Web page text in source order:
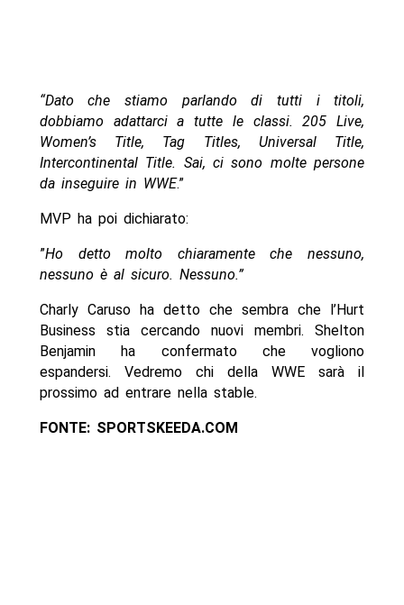
“Dato che stiamo parlando di tutti i titoli,
dobbiamo adattarci a tutte le classi. 205 Live,
Women’s Title, Tag Titles, Universal Title,
Intercontinental Title. Sai, ci sono molte persone
da inseguire in WWE.”
MVP ha poi dichiarato:
”Ho detto molto chiaramente che nessuno,
nessuno è al sicuro. Nessuno.”
Charly Caruso ha detto che sembra che l’Hurt
Business stia cercando nuovi membri. Shelton
Benjamin ha confermato che vogliono
espandersi. Vedremo chi della WWE sarà il
prossimo ad entrare nella stable.
FONTE: SPORTSKEEDA.COM